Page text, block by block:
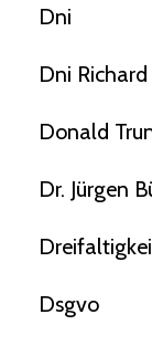
Dni
Dni
Donald
Dr. Jürgen
Dsgvo